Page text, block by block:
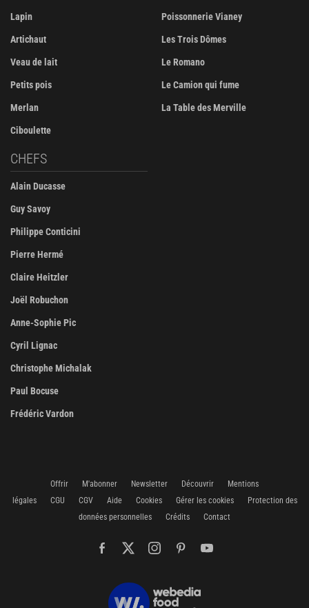
Lapin
Artichaut
Veau de lait
Petits pois
Merlan
Ciboulette
Poissonnerie Vianey
Les Trois Dômes
Le Romano
Le Camion qui fume
La Table des Merville
CHEFS
Alain Ducasse
Guy Savoy
Philippe Conticini
Pierre Hermé
Claire Heitzler
Joël Robuchon
Anne-Sophie Pic
Cyril Lignac
Christophe Michalak
Paul Bocuse
Frédéric Vardon
Offrir M'abonner Newsletter Découvrir
Mentions
légales
CGU CGV Aide Cookies Gérer les cookies
Protection des
données personnelles
Crédits Contact